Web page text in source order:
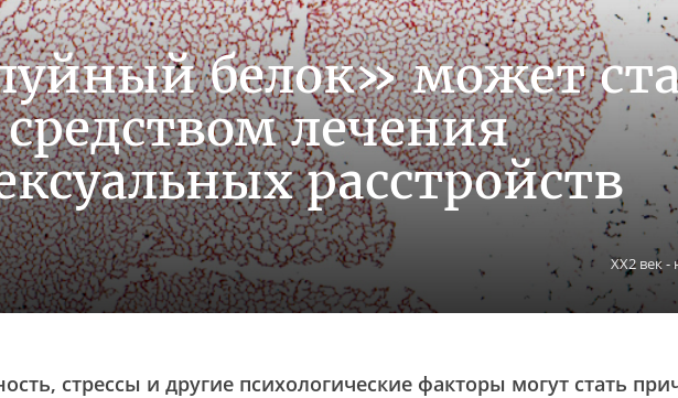
белок» может
лечения
расстройств
XX2 век
стрессы и другие психологические факторы могут стать